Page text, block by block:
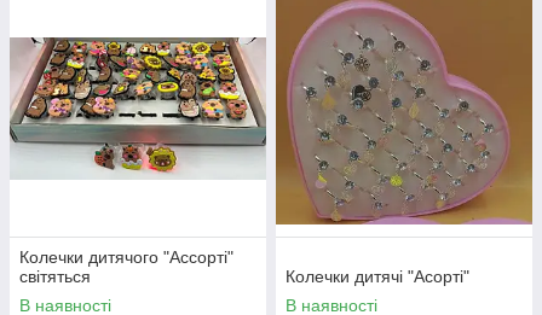
Колечки дитячого "Ассорті"
світяться
В наявності
Колечки дитячі "Асорті"
В наявності